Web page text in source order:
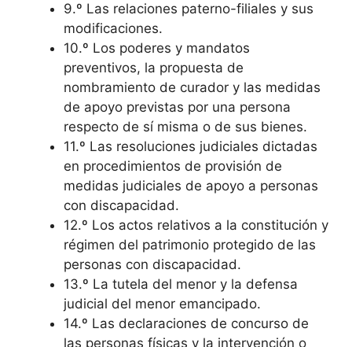
9.º Las relaciones paterno-filiales y sus
modificaciones.
10.º Los poderes y mandatos
preventivos, la propuesta de
nombramiento de curador y las medidas
de apoyo previstas por una persona
respecto de sí misma o de sus bienes.
11.º Las resoluciones judiciales dictadas
en procedimientos de provisión de
medidas judiciales de apoyo a personas
con discapacidad.
12.º Los actos relativos a la constitución y
régimen del patrimonio protegido de las
personas con discapacidad.
13.º La tutela del menor y la defensa
judicial del menor emancipado.
14.º Las declaraciones de concurso de
las personas físicas y la intervención o